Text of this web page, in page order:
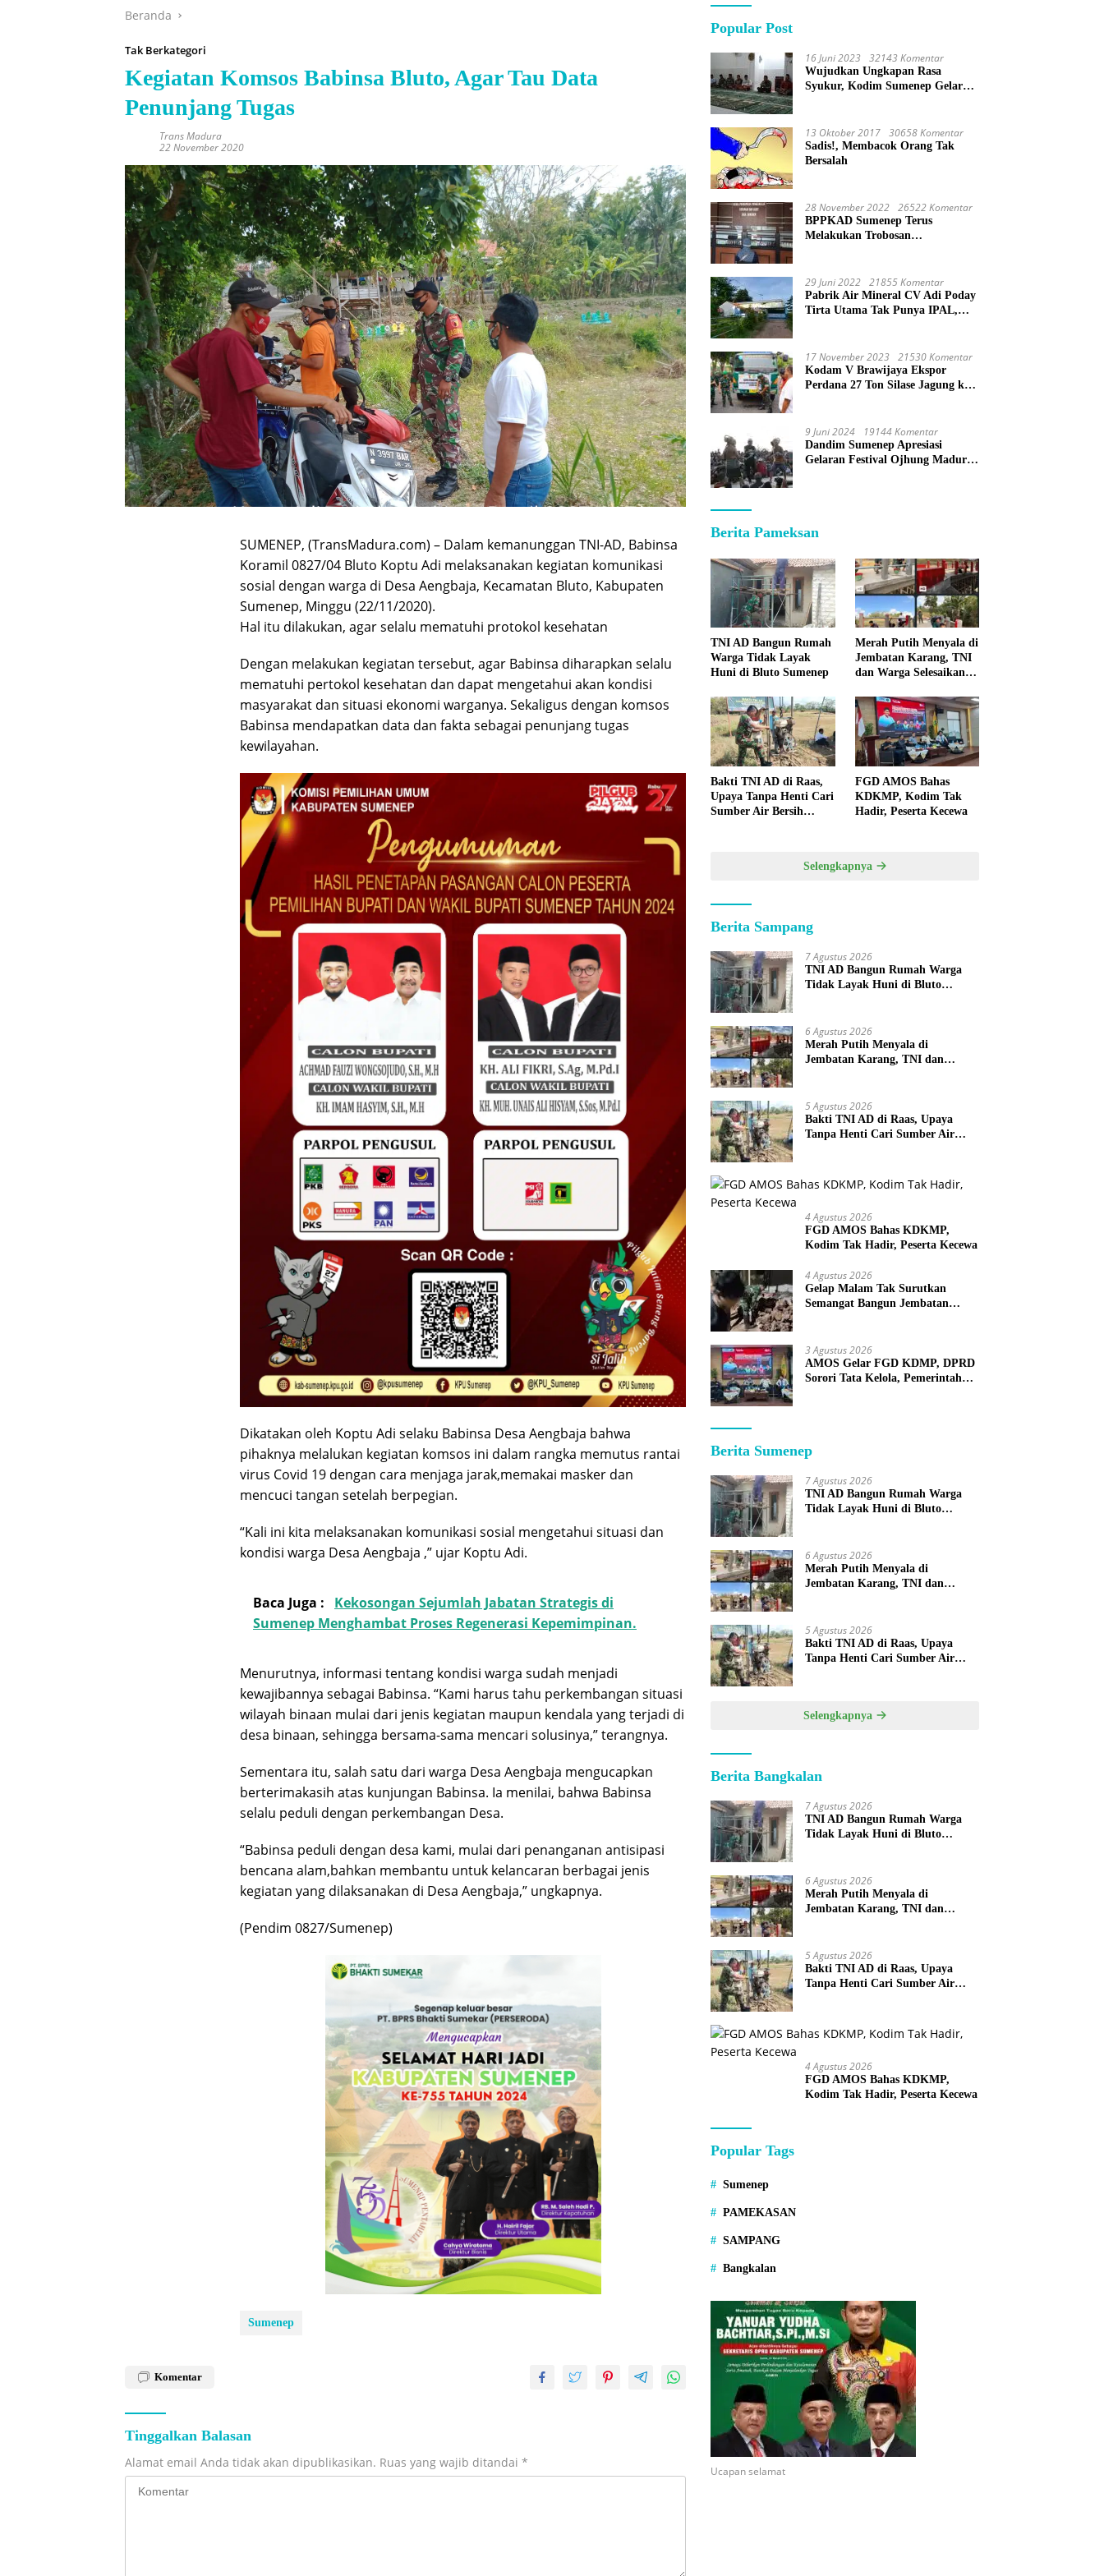
Beranda
Tak Berkategori
Kegiatan Komsos Babinsa Bluto, Agar Tau Data
Penunjang Tugas
Trans Madura
22 November 2020
SUMENEP, (TransMadura.com) – Dalam kemanunggan TNI-AD, Babinsa
Koramil 0827/04 Bluto Koptu Adi melaksanakan kegiatan komunikasi
sosial dengan warga di Desa Aengbaja, Kecamatan Bluto, Kabupaten
Sumenep, Minggu (22/11/2020).
Hal itu dilakukan, agar selalu mematuhi protokol kesehatan
Dengan melakukan kegiatan tersebut, agar Babinsa diharapkan selalu
mematuhi pertokol kesehatan dan dapat mengetahui akan kondisi
masyarakat dan situasi ekonomi warganya. Sekaligus dengan komsos
Babinsa mendapatkan data dan fakta sebagai penunjang tugas
kewilayahan.
Dikatakan oleh Koptu Adi selaku Babinsa Desa Aengbaja bahwa
pihaknya melalukan kegiatan komsos ini dalam rangka memutus rantai
virus Covid 19 dengan cara menjaga jarak,memakai masker dan
mencuci tangan setelah berpegian.
“Kali ini kita melaksanakan komunikasi sosial mengetahui situasi dan
kondisi warga Desa Aengbaja ,” ujar Koptu Adi.
Baca Juga :
Kekosongan Sejumlah Jabatan Strategis di
Sumenep Menghambat Proses Regenerasi Kepemimpinan.
Menurutnya, informasi tentang kondisi warga sudah menjadi
kewajibannya sebagai Babinsa. “Kami harus tahu perkembangan situasi
wilayah binaan mulai dari jenis kegiatan maupun kendala yang terjadi di
desa binaan, sehingga bersama-sama mencari solusinya,” terangnya.
Sementara itu, salah satu dari warga Desa Aengbaja mengucapkan
berterimakasih atas kunjungan Babinsa. Ia menilai, bahwa Babinsa
selalu peduli dengan perkembangan Desa.
“Babinsa peduli dengan desa kami, mulai dari penanganan antisipasi
bencana alam,bahkan membantu untuk kelancaran berbagai jenis
kegiatan yang dilaksanakan di Desa Aengbaja,” ungkapnya.
(Pendim 0827/Sumenep)
Sumenep
Komentar
Tinggalkan Balasan
Alamat email Anda tidak akan dipublikasikan. Ruas yang wajib ditandai *
Popular Post
16 Juni 2023 32143 Komentar
Wujudkan Ungkapan Rasa
Syukur, Kodim Sumenep Gelar
13 Oktober 2017 30658 Komentar
Sadis!, Membacok Orang Tak
Bersalah
28 November 2022 26522 Komentar
BPPKAD Sumenep Terus
Melakukan Trobosan
29 Juni 2022 21855 Komentar
Pabrik Air Mineral CV Adi Poday
Tirta Utama Tak Punya IPAL,
17 November 2023 21530 Komentar
Kodam V Brawijaya Ekspor
Perdana 27 Ton Silase Jagung ke
9 Juni 2024 19144 Komentar
Dandim Sumenep Apresiasi
Gelaran Festival Ojhung Madura
Berita Pameksan
TNI AD Bangun Rumah
Warga Tidak Layak
Huni di Bluto Sumenep
Merah Putih Menyala di
Jembatan Karang, TNI
dan Warga Selesaikan
Bakti TNI AD di Raas,
Upaya Tanpa Henti Cari
Sumber Air Bersih
FGD AMOS Bahas
KDKMP, Kodim Tak
Hadir, Peserta Kecewa
Selengkapnya
Berita Sampang
7 Agustus 2026
TNI AD Bangun Rumah Warga
Tidak Layak Huni di Bluto
6 Agustus 2026
Merah Putih Menyala di
Jembatan Karang, TNI dan
5 Agustus 2026
Bakti TNI AD di Raas, Upaya
Tanpa Henti Cari Sumber Air
4 Agustus 2026
FGD AMOS Bahas KDKMP,
Kodim Tak Hadir, Peserta Kecewa
4 Agustus 2026
Gelap Malam Tak Surutkan
Semangat Bangun Jembatan
3 Agustus 2026
AMOS Gelar FGD KDMP, DPRD
Sorori Tata Kelola, Pemerintah
Berita Sumenep
7 Agustus 2026
TNI AD Bangun Rumah Warga
Tidak Layak Huni di Bluto
6 Agustus 2026
Merah Putih Menyala di
Jembatan Karang, TNI dan
5 Agustus 2026
Bakti TNI AD di Raas, Upaya
Tanpa Henti Cari Sumber Air
Selengkapnya
Berita Bangkalan
7 Agustus 2026
TNI AD Bangun Rumah Warga
Tidak Layak Huni di Bluto
6 Agustus 2026
Merah Putih Menyala di
Jembatan Karang, TNI dan
5 Agustus 2026
Bakti TNI AD di Raas, Upaya
Tanpa Henti Cari Sumber Air
4 Agustus 2026
FGD AMOS Bahas KDKMP,
Kodim Tak Hadir, Peserta Kecewa
Popular Tags
Sumenep
PAMEKASAN
SAMPANG
Bangkalan
Ucapan selamat